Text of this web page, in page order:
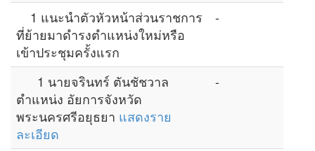
1 แนะนำตัวหัวหน้าส่วนราชการ
ที่ย้ายมาดำรงตำแหน่งใหม่หรือ
เข้าประชุมครั้งแรก
-
1 นายจรินทร์ ตันชัชวาล
ตำแหน่ง อัยการจังหวัด
พระนครศรีอยุธยา แสดงราย
ละเอียด
-